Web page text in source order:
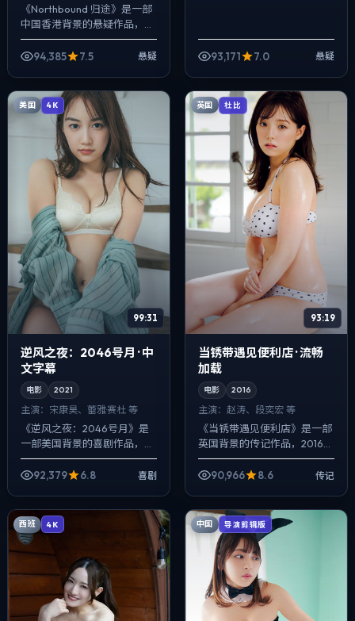
《Northbound 归途》是一部
中国香港背景的悬疑作品，
2024年公映，由乌尔善执
导，张子枫、任素汐、周冬雨
94,385 7.5 悬疑 93,171 7.0 悬疑
美国 4K
99:31
逆风之夜：2046号月 · 中
文字幕
电影 2021
主演： 宋康昊、蕾雅·赛杜 等
《逆风之夜：2046号月》是
一部美国背景的喜剧作品，
2021年公映，由宁浩执导，宋
康昊、蕾雅·赛杜、菅田将晖等
92,379 6.8 喜剧
英国 杜比
93:19
当锈带遇见便利店 · 流畅
加载
电影 2016
主演： 赵涛、段奕宏 等
《当锈带遇见便利店》是一部
英国背景的传记作品，2016年
公映，由贾樟柯执导，赵涛、
段奕宏、黄政民等主演。以冷
90,966 8.6 传记
西班 4K 中国 导演剪辑版